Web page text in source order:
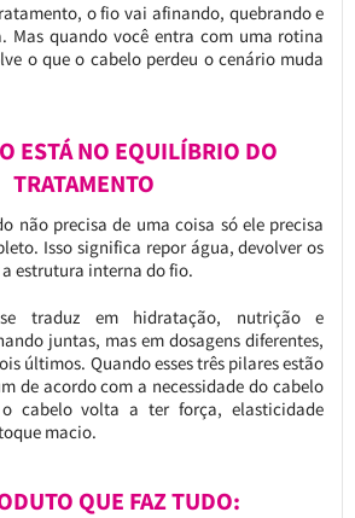
o fio vai afinando, quebrando e
Mas quando você entra com uma rotina
o que o cabelo perdeu o cenário muda
ESTÁ NO EQUILÍBRIO DO
TRATAMENTO
não precisa de uma coisa só ele precisa
Isso significa repor água, devolver os
estrutura interna do fio.
traduz em hidratação, nutrição e
juntas, mas em dosagens diferentes,
últimos. Quando esses três pilares estão
de acordo com a necessidade do cabelo
o cabelo volta a ter força, elasticidade
macio.
QUE FAZ TUDO: